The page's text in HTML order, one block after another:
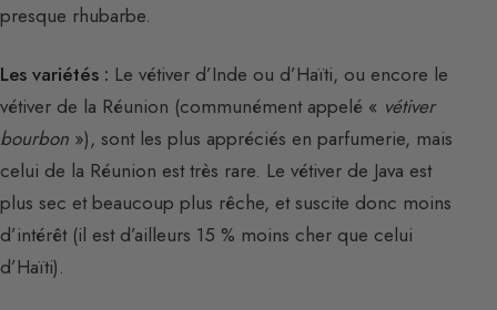
presque rhubarbe.
Les variétés : Le vétiver d’Inde ou d’Haïti, ou encore le
vétiver de la Réunion (communément appelé « vétiver
bourbon »), sont les plus appréciés en parfumerie, mais
celui de la Réunion est très rare. Le vétiver de Java est
plus sec et beaucoup plus rêche, et suscite donc moins
d’intérêt (il est d’ailleurs 15 % moins cher que celui
d’Haïti).